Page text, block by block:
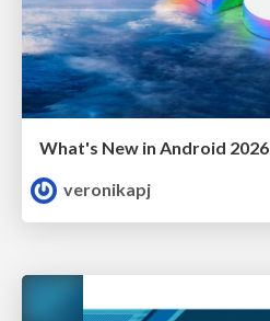
What's New in Android 2026
veronikapj